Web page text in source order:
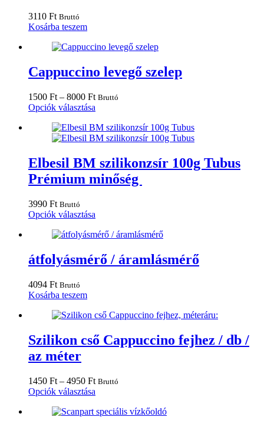
3110 Ft Bruttó
Kosárba teszem
Cappuccino levegő szelep
1500 Ft – 8000 FtÁrtartomány:
8000 Ft
Bruttó
Opciók választása
terméknek
több
van.
A
változatok
Elbesil BM szilikonzsír 100g Tubus
Prémium minőség
3990 Ft Bruttó
Opciók választása
terméknek
variációja
van.
termékoldalon
választhatók
átfolyásmérő / áramlásmérő
4094 Ft Bruttó
Kosárba teszem
Szilikon cső Cappuccino fejhez / db /
az méter
1450 Ft – 4950 FtÁrtartomány:
4950 Ft
Bruttó
Opciók választása
terméknek